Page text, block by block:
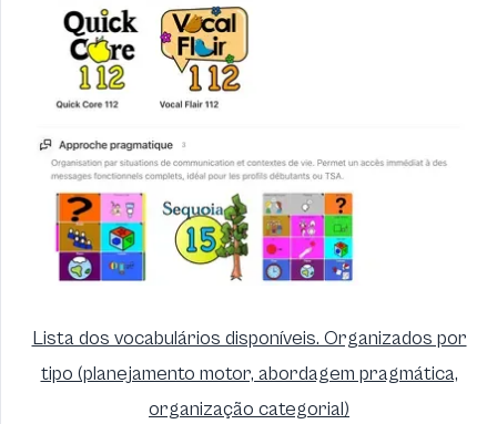
Lista dos vocabulários disponíveis. Organizados por
tipo (planejamento motor, abordagem pragmática,
organização categorial)